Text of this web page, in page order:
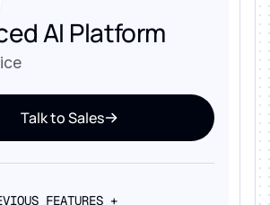
AI Platform
Talk to Sales
FEATURES +